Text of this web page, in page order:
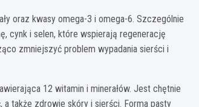
oraz kwasy omega-3 i omega-6. Szczególnie
cynk i selen, które wspierają regenerację
zmniejszyć problem wypadania sierści i
12 witamin i minerałów. Jest chętnie
także zdrowie skóry i sierści. Forma pasty